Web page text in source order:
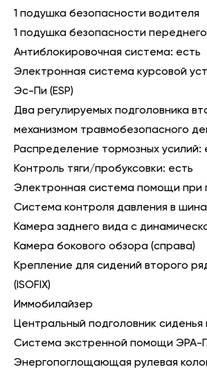
1 подушка безопасности водителя
1 подушка безопасности
Антиблокировочная система: есть
Электронная система курсовой
Эс-Пи (ESP)
Два регулируемых подголовника
механизмом травмобезопасного
Распределение тормозных усилий:
Контроль тяги/пробуксовки: есть
Электронная система помощи при
Система контроля давления в
Камера заднего вида с
Камера бокового обзора (справа)
Крепление для сидений второго
(ISOFIX)
Иммобилайзер
Центральный подголовник сиденья
Система экстренной помощи
Энергопоглощающая рулевая